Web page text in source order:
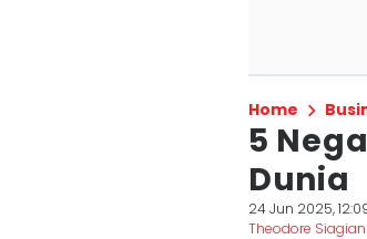
Home
5
Dunia
24 Jun 2025,
Theodore Siagian